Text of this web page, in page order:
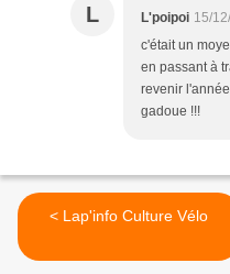
L L'poipoi 15/
c'était un
en passant à
revenir
gadoue !!!
< Lap'info Culture Vélo